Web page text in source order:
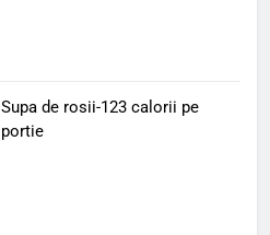
Supa de rosii-123 calorii pe
portie